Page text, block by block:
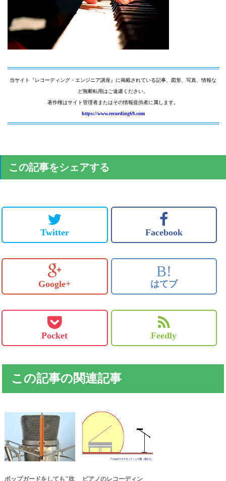
当サイト『レコーディング・エンジニア講座』に掲載されている記事、図形、写真、情報な
ど無断転用はご遠慮ください。
著作権はサイト管理者またはその情報提供者に属します。
https://www.recording69.com
この記事をシェアする
Twitter Facebook
Google+
B!
はてブ
Pocket Feedly
この記事の関連記事
ポップガードをしても"吹
ピアノのレコーディン